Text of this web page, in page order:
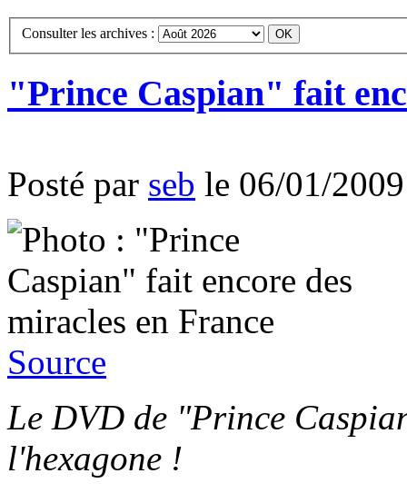
Consulter les archives :
"Prince Caspian" fait
Posté par seb le 06/01/2009
Source
Le DVD de "Prince
l'hexagone !